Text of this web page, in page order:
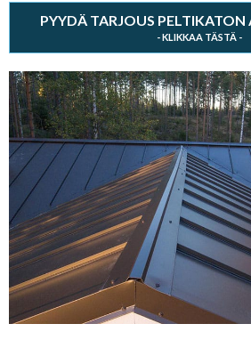
PYYDÄ TARJOUS PELTIKATON